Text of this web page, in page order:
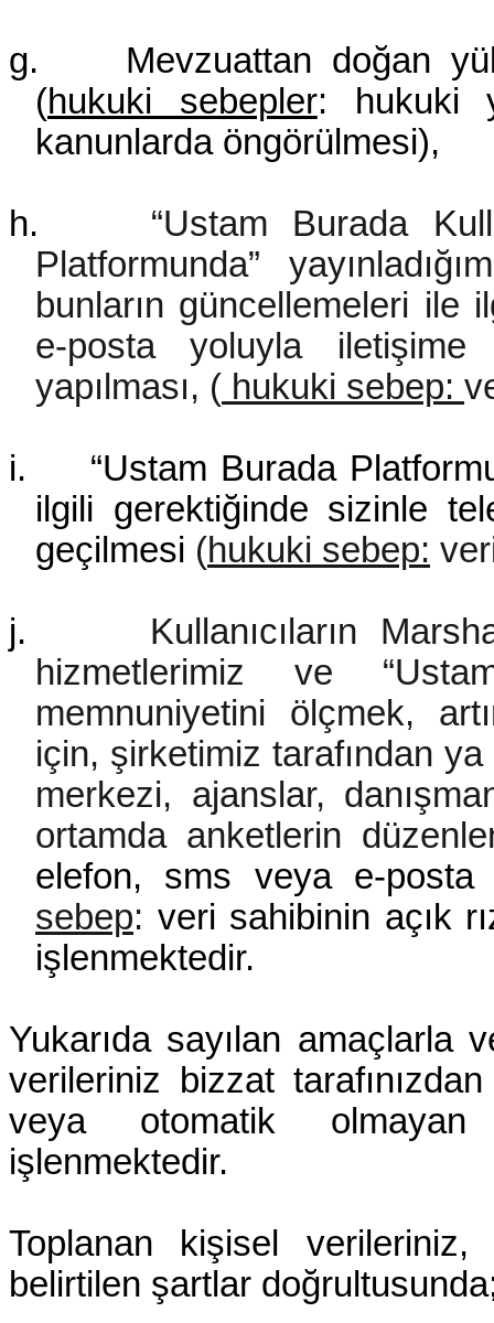
g.
Mevzuattan doğan
(hukuki sebepler: hukuki
kanunlarda öngörülmesi),
h.
“Ustam Burada
Platformunda”
bunların güncellemeleri ile
e-posta yoluyla iletişime
yapılması, ( hukuki sebep:
i.
“Ustam Burada
ilgili gerektiğinde sizinle
geçilmesi (hukuki sebep:
j.
Kullanıcıların
hizmetlerimiz ve
memnuniyetini ölçmek,
için, şirketimiz tarafından ya
merkezi, ajanslar,
ortamda anketlerin
elefon, sms veya e-posta
sebep: veri sahibinin açık
işlenmektedir.
Yukarıda sayılan amaçlarla
verileriniz bizzat
veya otomatik olmayan
işlenmektedir.
Toplanan kişisel
belirtilen şartlar